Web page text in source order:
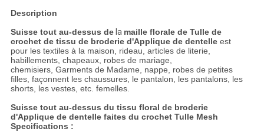
Description
Suisse tout au-dessus dela maille florale de Tulle de
crochet de tissu de broderie d'Applique de dentelleest
pour les textiles à la maison, rideau, articles de literie,
habillements, chapeaux, robes de mariage,
chemisiers, Garments de Madame, nappe, robes de petites
filles, façonnent les chaussures, le pantalon, les pantalons, les
shorts, les vestes, etc. femelles.
Suisse tout au-dessus du tissu floral de broderie
d'Applique de dentelle faites du crochet Tulle Mesh
Specifications :